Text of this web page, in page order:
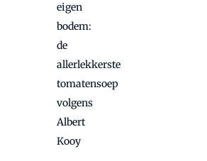
eigen
bodem:
de
allerlekkerste
tomatensoep
volgens
Albert
Kooy